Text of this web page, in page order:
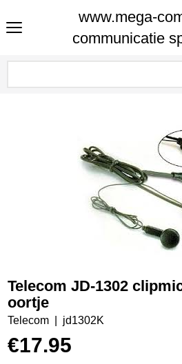
www.mega-
communicatie
Telecom JD-1302
oortje
Telecom jd1302K
€17.95